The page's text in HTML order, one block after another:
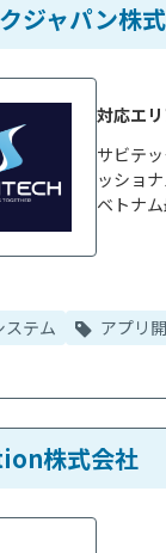
ジャパン株
サビテ
ッショナ
ベトナ
対応エ
ステム アプリ
株式会社